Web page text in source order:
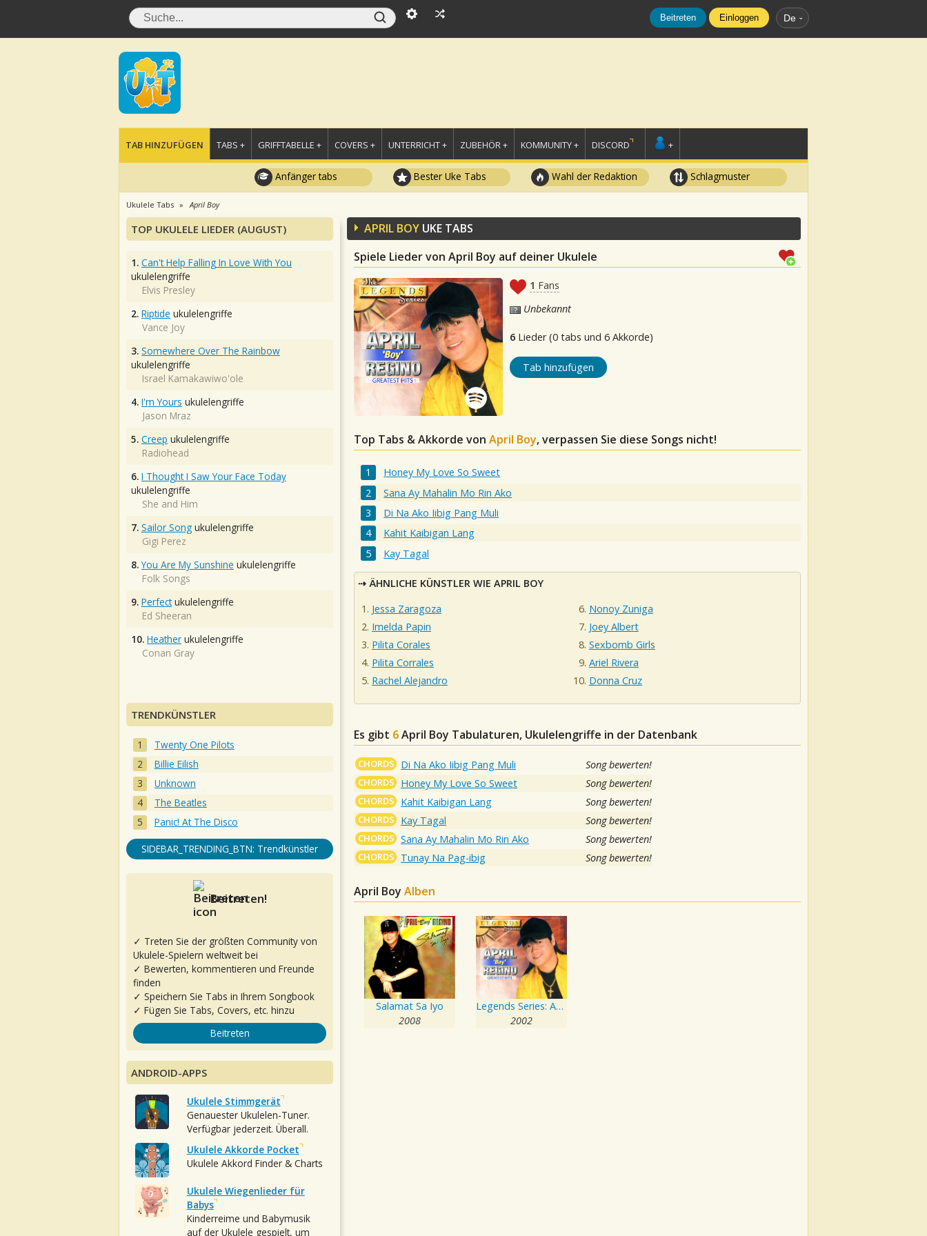
Beitreten Einloggen De
TAB HINZUFÜGEN TABS + GRIFFTABELLE + COVERS + UNTERRICHT + ZUBEHÖR + KOMMUNITY + DISCORD +
Anfänger tabs Bester Uke Tabs Wahl der Redaktion Schlagmuster
Ukulele Tabs April Boy
APRIL BOY UKE TABS
Spiele Lieder von April Boy auf deiner Ukulele
1 Fans
Unbekannt
6 Lieder (0 tabs und 6 Akkorde)
Tab hinzufügen
Top Tabs & Akkorde von April Boy, verpassen Sie diese Songs nicht!
Honey My Love So Sweet
Sana Ay Mahalin Mo Rin Ako
Di Na Ako Iibig Pang Muli
Kahit Kaibigan Lang
Kay Tagal
ÄHNLICHE KÜNSTLER WIE APRIL BOY
Jessa Zaragoza
Imelda Papin
Pilita Corales
Pilita Corrales
Rachel Alejandro
Nonoy Zuniga
Joey Albert
Sexbomb Girls
Ariel Rivera
Donna Cruz
Es gibt 6April Boy Tabulaturen, Ukulelengriffe in der Datenbank
CHORDS Di Na Ako Iibig Pang Muli Song bewerten!
CHORDS Honey My Love So Sweet Song bewerten!
CHORDS Kahit Kaibigan Lang Song bewerten!
CHORDS Kay Tagal Song bewerten!
CHORDS Sana Ay Mahalin Mo Rin Ako Song bewerten!
CHORDS Tunay Na Pag-ibig Song bewerten!
April Boy Alben
Salamat Sa Iyo
2008
Legends Series: April Boy Regino
2002
TOP UKULELE LIEDER (AUGUST)
1. Can't Help Falling In Love With You
ukulelengriffe
Elvis Presley
2. Riptide ukulelengriffe
Vance Joy
3. Somewhere Over The Rainbow
ukulelengriffe
Israel Kamakawiwo'ole
4. I'm Yours ukulelengriffe
Jason Mraz
5. Creep ukulelengriffe
Radiohead
6. I Thought I Saw Your Face Today
ukulelengriffe
She and Him
7. Sailor Song ukulelengriffe
Gigi Perez
8. You Are My Sunshine ukulelengriffe
Folk Songs
9. Perfectukulelengriffe
Ed Sheeran
10. Heather ukulelengriffe
Conan Gray
TRENDKÜNSTLER
Twenty One Pilots
Billie Eilish
Unknown
The Beatles
Panic! At The Disco
SIDEBAR_TRENDING_BTN: Trendkünstler
Beitreten!
✓ Treten Sie der größten Community von
Ukulele-Spielern weltweit bei
✓ Bewerten, kommentieren und Freunde
finden
✓ Speichern Sie Tabs in Ihrem Songbook
✓ Fügen Sie Tabs, Covers, etc. hinzu
Beitreten
ANDROID-APPS
Ukulele Stimmgerät
Genauester Ukulelen-Tuner.
Verfügbar jederzeit. Überall.
Ukulele Akkorde Pocket
Ukulele Akkord Finder & Charts
Ukulele Wiegenlieder für
Babys
Kinderreime und Babymusik
auf der Ukulele gespielt, um